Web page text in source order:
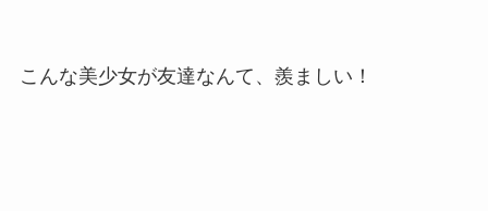
こんな美少女が友達なんて、羨ましい！